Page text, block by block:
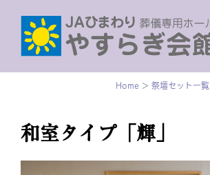
content
Home > 祭壇セット一覧
和室タイプ「輝」